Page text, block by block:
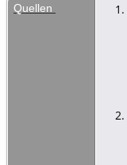
Quellen